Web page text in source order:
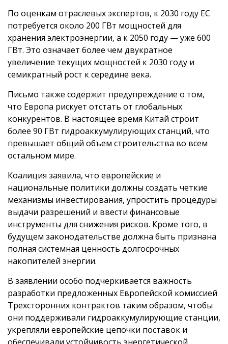
По оценкам отраслевых экспертов, к 2030 году ЕС
потребуется около 200 ГВт мощностей для
хранения электроэнергии, а к 2050 году — уже 600
ГВт. Это означает более чем двукратное
увеличение текущих мощностей к 2030 году и
семикратный рост к середине века.
Письмо также содержит предупреждение о том,
что Европа рискует отстать от глобальных
конкурентов. В настоящее время Китай строит
более 90 ГВт гидроаккумулирующих станций, что
превышает общий объем строительства во всем
остальном мире.
Коалиция заявила, что европейские и
национальные политики должны создать четкие
механизмы инвестирования, упростить процедуры
выдачи разрешений и ввести финансовые
инструменты для снижения рисков. Кроме того, в
будущем законодательстве должна быть признана
полная системная ценность долгосрочных
накопителей энергии.
В заявлении особо подчеркивается важность
разработки предложенных Европейской комиссией
Трехсторонних контрактов таким образом, чтобы
они поддерживали гидроаккумулирующие станции,
укрепляли европейские цепочки поставок и